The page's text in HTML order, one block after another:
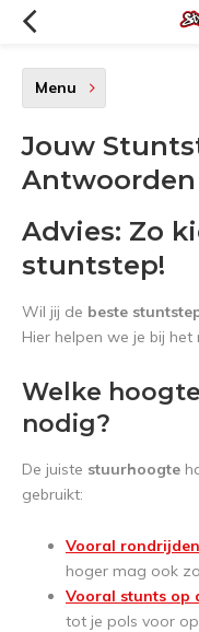
Menu
Jouw
Antwoorden
Advies: Zo
stuntstep!
Wil jij de beste
Hier helpen we je bij
Welke
nodig?
De juiste stuurhoogte
gebruikt:
Vooral rondrijden
hoger mag ook
Vooral stunts op
tot je pols voor